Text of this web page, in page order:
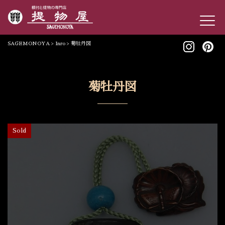
SAGEMONOYA > Inro > 菊牡丹図
菊牡丹図
Sold